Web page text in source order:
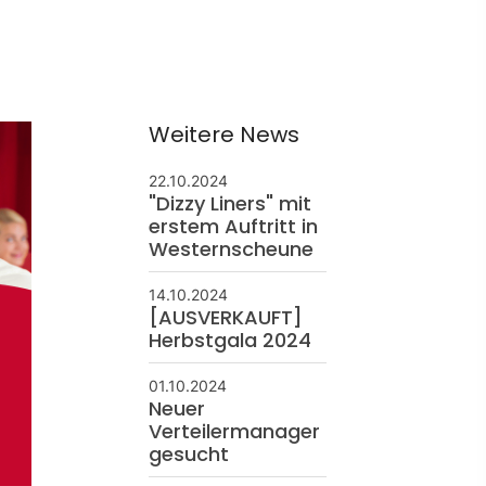
Weitere News
22.10.2024
"Dizzy Liners" mit
erstem Auftritt in
Westernscheune
14.10.2024
[AUSVERKAUFT]
Herbstgala 2024
01.10.2024
Neuer
Verteilermanager
gesucht
Borken
Feldmark 5
Borken
borken.de
In Kontakt treten